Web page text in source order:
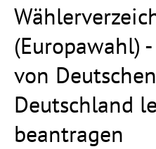
(Europawahl)
von
Deutschland
beantragen